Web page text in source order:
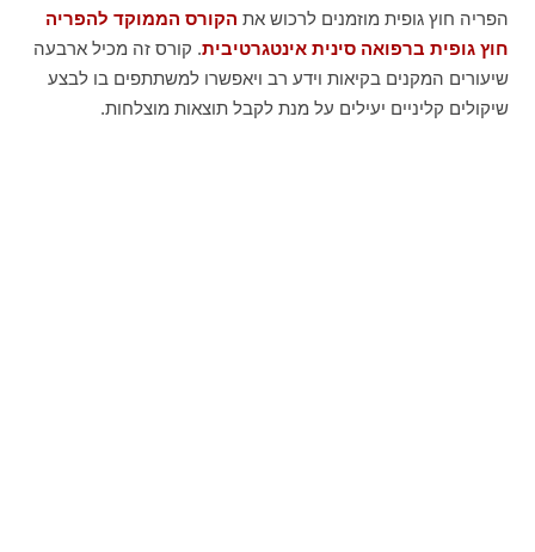
הפריה חוץ גופית מוזמנים לרכוש את הקורס הממוקד להפריה
חוץ גופית ברפואה סינית אינטגרטיבית. קורס זה מכיל ארבעה
שיעורים המקנים בקיאות וידע רב ויאפשרו למשתתפים בו לבצע
שיקולים קליניים יעילים על מנת לקבל תוצאות מוצלחות.